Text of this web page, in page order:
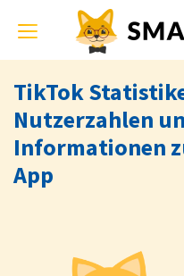
Toggle
navigation
TikTok
Nutzerzahlen
Informationen
App